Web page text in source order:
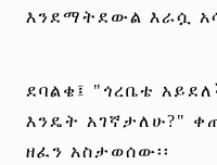
እንደማትደውል እራሷ
ደባልቄ፤ "ጎረቤቴ
እንዴት አገኛታለሁ?"
ዘፈን አስታወሰው፡፡